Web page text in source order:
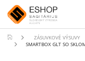
ZÁSUVKOVÉ VÝSUVY
SMARTBOX GLT SO